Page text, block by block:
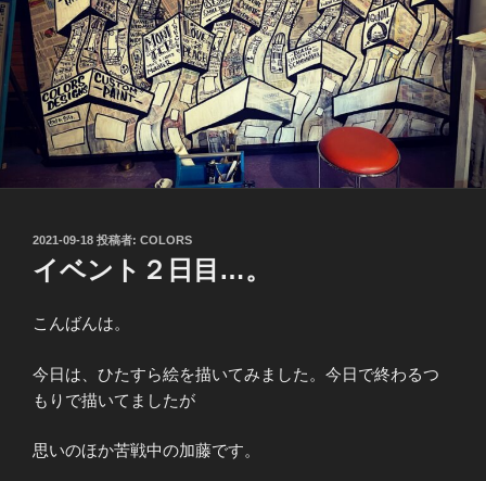
投
日:
2021-09-18 投稿者: COLORS
イベント２日目…。
こんばんは。
今日は、ひたすら絵を描いてみました。今日で終わるつ
もりで描いてましたが
思いのほか苦戦中の加藤です。